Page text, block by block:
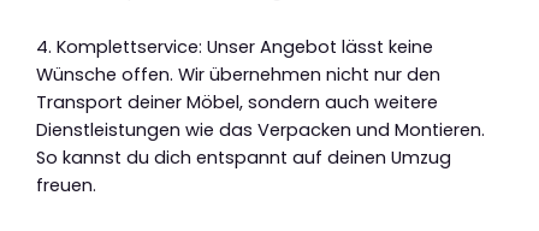
4. Komplettservice: Unser Angebot lässt keine
Wünsche offen. Wir übernehmen nicht nur den
Transport deiner Möbel, sondern auch weitere
Dienstleistungen wie das Verpacken und Montieren.
So kannst du dich entspannt auf deinen Umzug
freuen.